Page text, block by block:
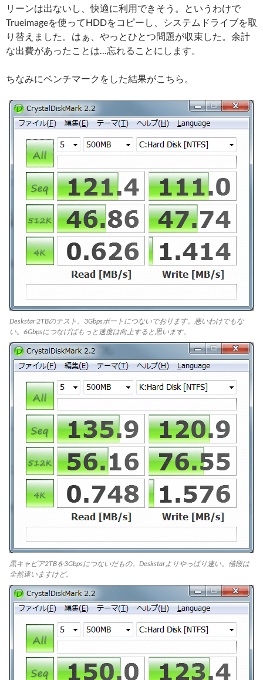
リーンは出ないし、快適に利用できそう。というわけで
Trueimageを使ってHDDをコピーし、システムドライブを取
り替えました。はぁ、やっとひとつ問題が収束した。余計
な出費があったことは…忘れることにします。
ちなみにベンチマークをした結果がこちら。
Deskstar 2TBのテスト。3Gbpsポートにつないでおります。悪いわけでもな
い。6Gbpsにつなげばもっと速度は向上すると思います。
黒キャビア2TBを3Gbpsにつないだもの。Deskstarよりやっぱり速い。値段は
全然違いますけど。